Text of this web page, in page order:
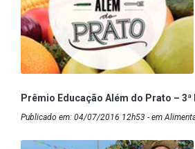
Prêmio Educação Além do Prato – 3ª
Publicado em: 04/07/2016 12h53 - em